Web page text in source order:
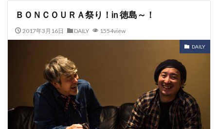
ＢＯＮＣＯＵＲＡ祭り！in 徳島～！
2017年3月16日 DAILY 1554view
DAILY